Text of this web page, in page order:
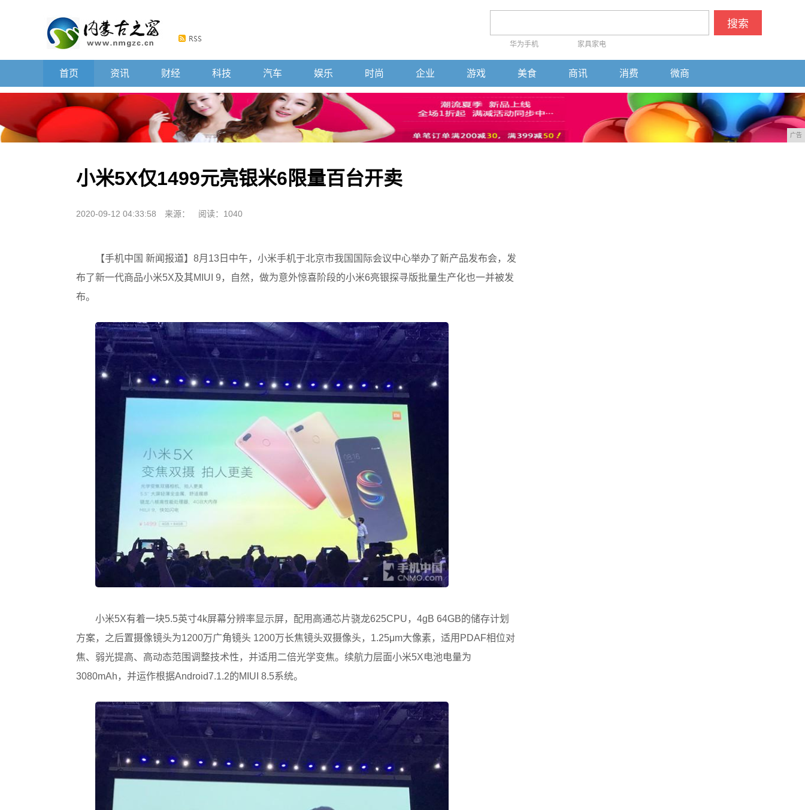
搜索
华为手机 家具家电
首页 资讯 财经 科技 汽车 娱乐 时尚 企业 游戏 美食 商讯 消费 微商
广告
小米5X仅1499元亮银米6限量百台开卖
2020-09-12 04:33:58 来源： 阅读：1040
【手机中国 新闻报道】8月13日中午，小米手机于北京市我国国际会议中心举办了新产品发布会，发
布了新一代商品小米5X及其MIUI 9，自然，做为意外惊喜阶段的小米6亮银探寻版批量生产化也一并被发
布。
小米5X有着一块5.5英寸4k屏幕分辨率显示屏，配用高通芯片骁龙625CPU，4gB 64GB的储存计划
方案，之后置摄像镜头为1200万广角镜头 1200万长焦镜头双摄像头，1.25μm大像素，适用PDAF相位对
焦、弱光提高、高动态范围调整技术性，并适用二倍光学变焦。续航力层面小米5X电池电量为
3080mAh，并运作根据Android7.1.2的MIUI 8.5系统。